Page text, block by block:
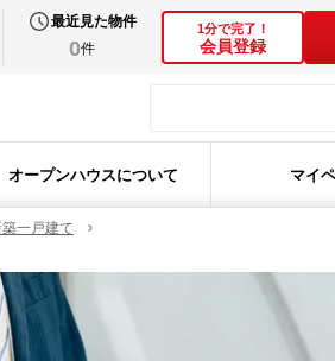
最近見た物件
0件
1分で完了！
会員登録
オープンハウスについて マイ
一戸建て